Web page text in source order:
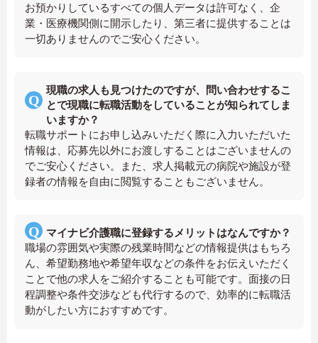
お預かりしているすべての個人データは許可なく、企
業・医療機関側に開示したり、第三者に提供することは
一切ありませんのでご安心ください。
現職の求人も見つけたのですが、問い合わせするこ
とで現職に転職活動をしていることが知られてしま
いますか？
転職サポートにお申し込みいただく際に入力いただいた
情報は、応募先以外にお渡しすることはございませんの
でご安心ください。また、求人掲載元の病院や施設が登
録者の情報を自由に閲覧することもございません。
マイナビ介護職に登録するメリットはなんですか？
職場の雰囲気や実際の残業時間などの情報提供はもちろ
ん、希望勤務地や希望年収などの条件をお伝えいただく
ことで他の求人をご紹介することも可能です。面接の日
程調整や条件交渉なども代行するので、効率的に転職活
動がしたい方におすすめです。